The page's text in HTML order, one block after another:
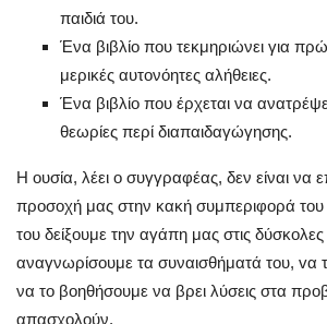
παιδιά του.
Ένα βιβλίο που τεκμηριώνει για
μερικές αυτονόητες αλήθειες.
Ένα βιβλίο που έρχεται να
θεωρίες περί διαπαιδαγώγησης.
Η ουσία, λέει ο συγγραφέας, δεν είναι να
προσοχή μας στην κακή συμπεριφορά του
του δείξουμε την αγάπη μας στις δύσκολες
αναγνωρίσουμε τα συναισθήματά του, vα
να το βοηθήσουμε να βρει λύσεις στα
απασχολούν.